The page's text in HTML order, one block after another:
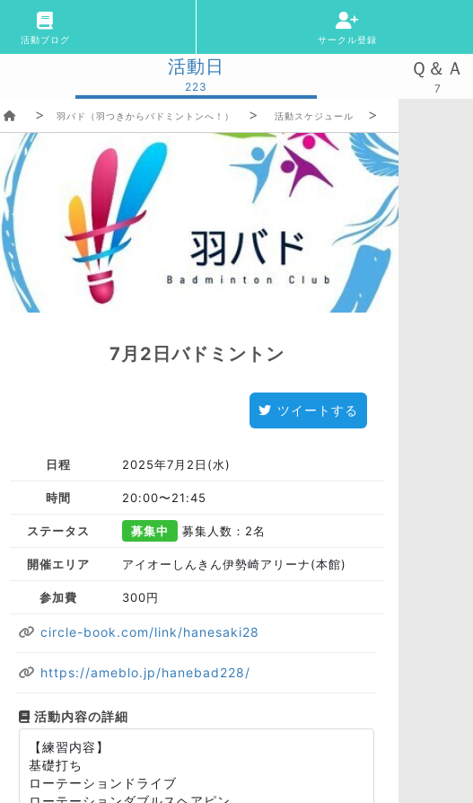
活動ブログ サークル登録
活動日
223
Ｑ＆Ａ
7
羽バド（羽つきからバドミントンへ！） 活動スケジュール
7月2日バドミントン
ツイートする
日程 2025年7月2日(水)
時間 20:00〜21:45
ステータス 募集中 募集人数：2名
開催エリア アイオーしんきん伊勢崎アリーナ(本館)
参加費 300円
circle-book.com/link/hanesaki28
https://ameblo.jp/hanebad228/
活動内容の詳細
【練習内容】
基礎打ち
ローテーションドライブ